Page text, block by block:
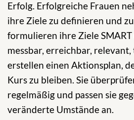
Erfolg. Erfolgreiche Frauen
ihre Ziele zu definieren und
formulieren ihre Ziele SMART
messbar, erreichbar,
erstellen einen Aktionsplan,
Kurs zu bleiben. Sie
regelmäßig und passen sie
veränderte Umstände an.